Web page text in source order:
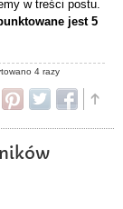
w treści postu.
jest 5
4 razy